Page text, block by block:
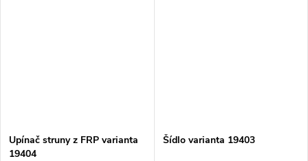
Upínač struny z FRP varianta
19404
Šídlo varianta 19403